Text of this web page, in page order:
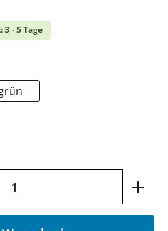
- 5 Tage
den gewünschten